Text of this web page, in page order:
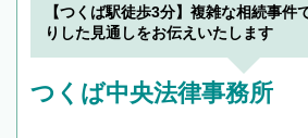
【つくば駅徒歩3分】複雑な相続事件
りした見通しをお伝えいたします
つくば中央法律事務所